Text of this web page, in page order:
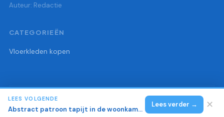
Auteur: Redactie
CATEGORIEËN
Vloerkleden kopen
© 2026 Totaal Wonen Jonge Alle rechten voorbehouden.
LEES VOLGENDE
Abstract patroon tapijt in de woonkamer
Lees verder → ✕